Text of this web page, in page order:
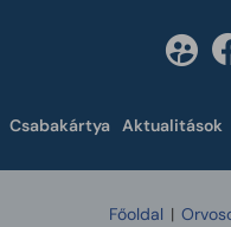
Csabakártya Aktualitások
Főoldal